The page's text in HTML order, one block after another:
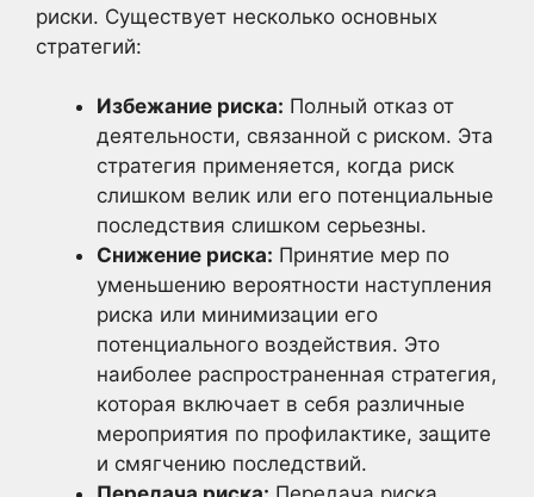
риски. Существует несколько основных
стратегий:
Избежание риска: Полный отказ от
деятельности, связанной с риском. Эта
стратегия применяется, когда риск
слишком велик или его потенциальные
последствия слишком серьезны.
Снижение риска: Принятие мер по
уменьшению вероятности наступления
риска или минимизации его
потенциального воздействия. Это
наиболее распространенная стратегия,
которая включает в себя различные
мероприятия по профилактике, защите
и смягчению последствий.